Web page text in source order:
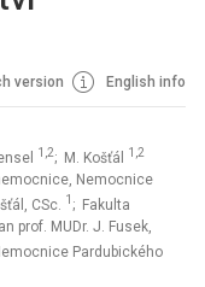
version English info
1,2; M. Košťál 1,2
Nemocnice
CSc. 1 ; Fakulta
prof. MUDr. J. Fusek,
Pardubického